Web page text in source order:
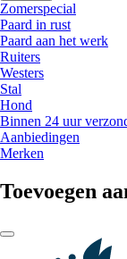
Zomerspecial
Paard in rust
Paard aan het werk
Ruiters
Westers
Stal
Hond
Binnen 24 uur
Aanbiedingen
Merken
Toevoegen